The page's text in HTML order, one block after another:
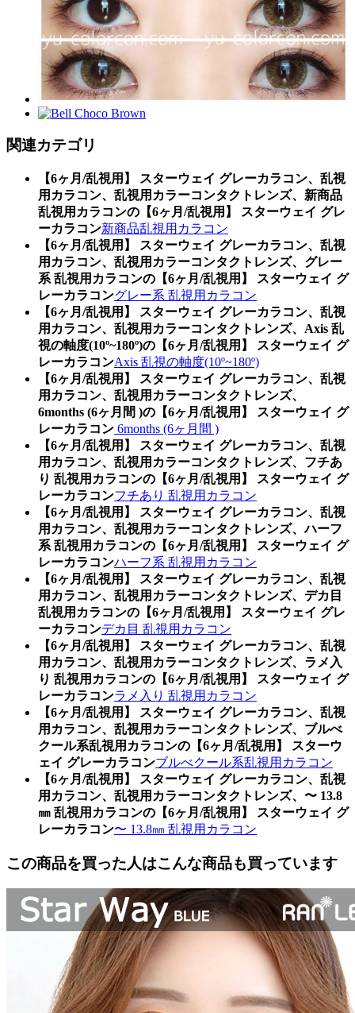
関連カテゴリ
【6ヶ月/乱視用】 スターウェイ グレーカラコン、乱視
用カラコン、乱視用カラーコンタクトレンズ、新商品
乱視用カラコンの【6ヶ月/乱視用】 スターウェイ グレ
ーカラコン新商品乱視用カラコン
【6ヶ月/乱視用】 スターウェイ グレーカラコン、乱視
用カラコン、乱視用カラーコンタクトレンズ、グレー
系 乱視用カラコンの【6ヶ月/乱視用】 スターウェイ グ
レーカラコングレー系 乱視用カラコン
【6ヶ月/乱視用】 スターウェイ グレーカラコン、乱視
用カラコン、乱視用カラーコンタクトレンズ、Axis 乱
視の軸度(10º~180º)の【6ヶ月/乱視用】 スターウェイ グ
レーカラコンAxis 乱視の軸度(10º~180º)
【6ヶ月/乱視用】 スターウェイ グレーカラコン、乱視
用カラコン、乱視用カラーコンタクトレンズ、
6months (6ヶ月間 )の【6ヶ月/乱視用】 スターウェイ グ
レーカラコン 6months (6ヶ月間 )
【6ヶ月/乱視用】 スターウェイ グレーカラコン、乱視
用カラコン、乱視用カラーコンタクトレンズ、フチあ
り 乱視用カラコンの【6ヶ月/乱視用】 スターウェイ グ
レーカラコンフチあり 乱視用カラコン
【6ヶ月/乱視用】 スターウェイ グレーカラコン、乱視
用カラコン、乱視用カラーコンタクトレンズ、ハーフ
系 乱視用カラコンの【6ヶ月/乱視用】 スターウェイ グ
レーカラコンハーフ系 乱視用カラコン
【6ヶ月/乱視用】 スターウェイ グレーカラコン、乱視
用カラコン、乱視用カラーコンタクトレンズ、デカ目
乱視用カラコンの【6ヶ月/乱視用】 スターウェイ グレ
ーカラコンデカ目 乱視用カラコン
【6ヶ月/乱視用】 スターウェイ グレーカラコン、乱視
用カラコン、乱視用カラーコンタクトレンズ、ラメ入
り 乱視用カラコンの【6ヶ月/乱視用】 スターウェイ グ
レーカラコンラメ入り 乱視用カラコン
【6ヶ月/乱視用】 スターウェイ グレーカラコン、乱視
用カラコン、乱視用カラーコンタクトレンズ、ブルべ
クール系乱視用カラコンの【6ヶ月/乱視用】 スターウ
ェイ グレーカラコンブルべクール系乱視用カラコン
【6ヶ月/乱視用】 スターウェイ グレーカラコン、乱視
用カラコン、乱視用カラーコンタクトレンズ、〜 13.8
㎜ 乱視用カラコンの【6ヶ月/乱視用】 スターウェイ グ
レーカラコン〜 13.8㎜ 乱視用カラコン
この商品を買った人はこんな商品も買っています